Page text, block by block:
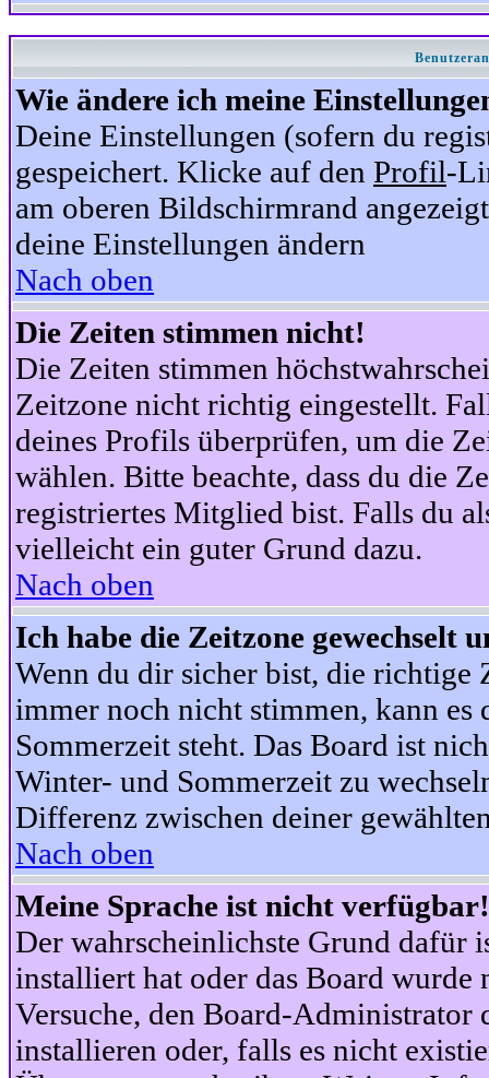
Wie ändere ich meine
Deine Einstellungen (sofern du
gespeichert. Klicke auf den Profil-
am oberen Bildschirmrand
deine Einstellungen ändern
Nach oben
Die Zeiten stimmen nicht!
Die Zeiten stimmen
Zeitzone nicht richtig eingestellt.
deines Profils überprüfen, um die
wählen. Bitte beachte, dass du die
registriertes Mitglied bist. Falls du
vielleicht ein guter Grund dazu.
Nach oben
Ich habe die Zeitzone gewechselt
Wenn du dir sicher bist, die richtige
immer noch nicht stimmen, kann es
Sommerzeit steht. Das Board ist
Winter- und Sommerzeit zu
Differenz zwischen deiner
Nach oben
Meine Sprache ist nicht verfügbar!
Der wahrscheinlichste Grund dafür
installiert hat oder das Board wurde
Versuche, den Board-Administrator
installieren oder, falls es nicht